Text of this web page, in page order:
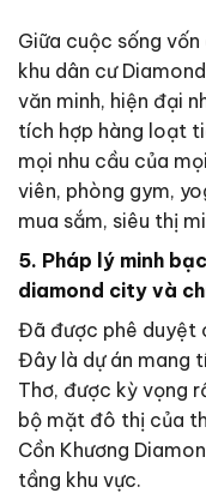
Giữa cuộc sống
khu dân cư
văn minh, hiện đại
tích hợp hàng loạt
mọi nhu cầu của
viên, phòng gym,
mua sắm, siêu thị
5. Pháp lý minh
diamond city và
Đã được phê duyệt
Đây là dự án mang
Thơ, được kỳ vọng
bộ mặt đô thị của
Cồn Khương
tầng khu vực.